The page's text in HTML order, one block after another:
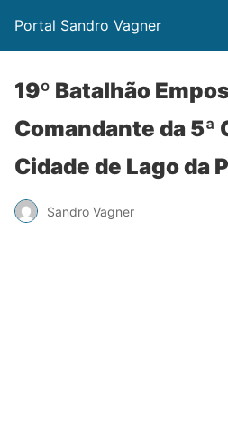
Portal Sandro Vagner
19º Batalhão
Comandante da 5ª
Cidade de Lago da
Sandro Vagner